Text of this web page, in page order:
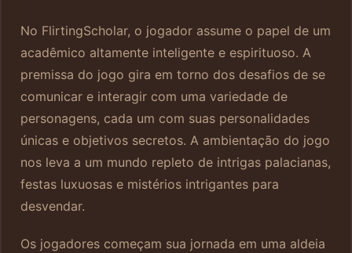
No FlirtingScholar, o jogador assume o papel de um
acadêmico altamente inteligente e espirituoso. A
premissa do jogo gira em torno dos desafios de se
comunicar e interagir com uma variedade de
personagens, cada um com suas personalidades
únicas e objetivos secretos. A ambientação do jogo
nos leva a um mundo repleto de intrigas palacianas,
festas luxuosas e mistérios intrigantes para
desvendar.
Os jogadores começam sua jornada em uma aldeia